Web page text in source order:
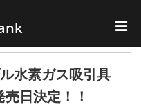
水素ガス吸引具
売日決定！！